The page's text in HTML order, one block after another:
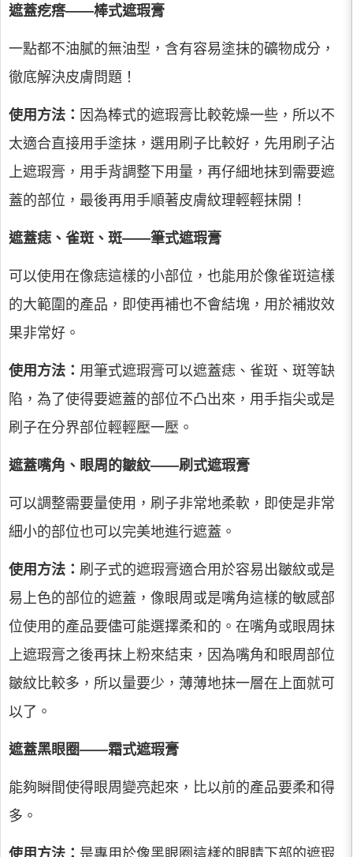
遮蓋疙瘩——棒式遮瑕膏
一點都不油膩的無油型，含有容易塗抹的礦物成分，
徹底解決皮膚問題！
使用方法： 因為棒式的遮瑕膏比較乾燥一些，所以不
太適合直接用手塗抹，選用刷子比較好，先用刷子沾
上遮瑕膏，用手背調整下用量，再仔細地抹到需要遮
蓋的部位，最後再用手順著皮膚紋理輕輕抹開！
遮蓋痣、雀斑、斑——筆式遮瑕膏
可以使用在像痣這樣的小部位，也能用於像雀斑這樣
的大範圍的產品，即使再補也不會結塊，用於補妝效
果非常好。
使用方法： 用筆式遮瑕膏可以遮蓋痣、雀斑、斑等缺
陷，為了使得要遮蓋的部位不凸出來，用手指尖或是
刷子在分界部位輕輕壓一壓。
遮蓋嘴角、眼周的皺紋——刷式遮瑕膏
可以調整需要量使用，刷子非常地柔軟，即使是非常
細小的部位也可以完美地進行遮蓋。
使用方法： 刷子式的遮瑕膏適合用於容易出皺紋或是
易上色的部位的遮蓋，像眼周或是嘴角這樣的敏感部
位使用的產品要儘可能選擇柔和的。在嘴角或眼周抹
上遮瑕膏之後再抹上粉來結束，因為嘴角和眼周部位
皺紋比較多，所以量要少，薄薄地抹一層在上面就可
以了。
遮蓋黑眼圈——霜式遮瑕膏
能夠瞬間使得眼周變亮起來，比以前的產品要柔和得
多。
使用方法： 是專用於像黑眼圈這樣的眼睛下部的遮瑕